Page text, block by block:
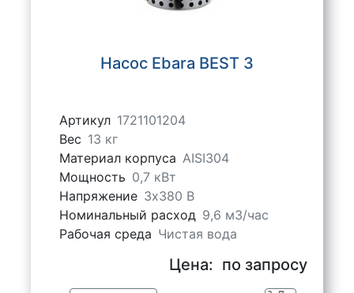
Насос Ebara BEST 3
Артикул 1721101204
Вес 13 кг
Материал корпуса AISI304
Мощность 0,7 кВт
Напряжение 3х380 В
Номинальный расход 9,6 м3/час
Рабочая среда Чистая вода
Цена: по запросу